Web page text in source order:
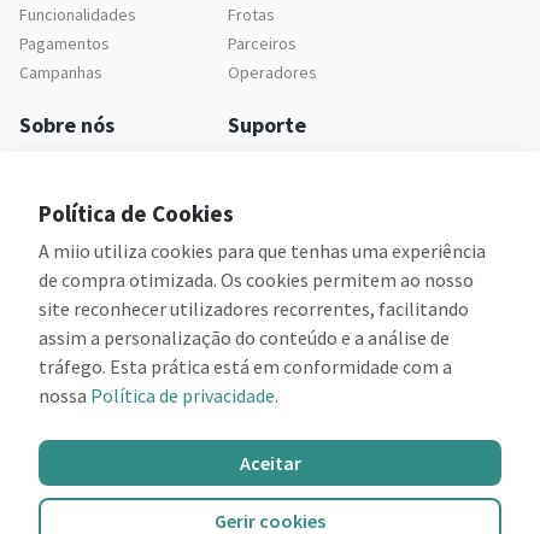
Funcionalidades
Pagamentos
Campanhas
Frotas
Parceiros
Operadores
Sobre nós Suporte
Legal
Política de privacidade
Termos e condições
Todos os direitos reservados
Política de Cookies
A miio utiliza cookies para que tenhas uma experiência
de compra otimizada. Os cookies permitem ao nosso
site reconhecer utilizadores recorrentes, facilitando
assim a personalização do conteúdo e a análise de
tráfego. Esta prática está em conformidade com a
nossa Política de privacidade.
Aceitar
Gerir cookies